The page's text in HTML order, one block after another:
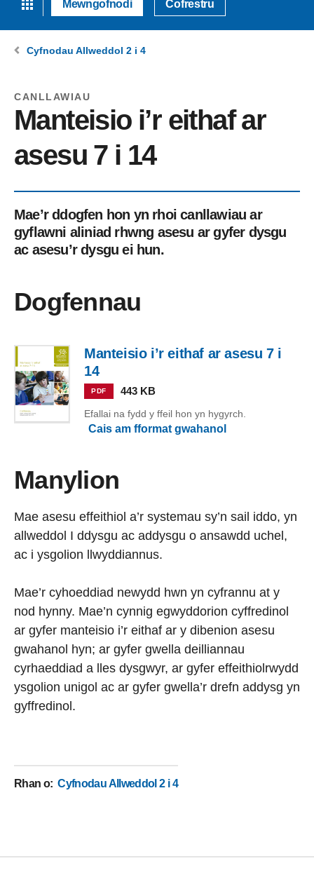
Mewngofnodi Cofrestru
Cyfnodau Allweddol 2 i 4
CANLLAWIAU
Manteisio i’r eithaf ar
asesu 7 i 14
Mae’r ddogfen hon yn rhoi canllawiau ar
gyflawni aliniad rhwng asesu ar gyfer dysgu
ac asesu’r dysgu ei hun.
Dogfennau
Manteisio i’r eithaf ar asesu 7 i
14
PDF 443 KB
Efallai na fydd y ffeil hon yn hygyrch.
Cais am fformat gwahanol
Manylion
Mae asesu effeithiol a’r systemau sy’n sail iddo, yn
allweddol I ddysgu ac addysgu o ansawdd uchel,
ac i ysgolion llwyddiannus.
Mae’r cyhoeddiad newydd hwn yn cyfrannu at y
nod hynny. Mae’n cynnig egwyddorion cyffredinol
ar gyfer manteisio i’r eithaf ar y dibenion asesu
gwahanol hyn; ar gyfer gwella deilliannau
cyrhaeddiad a lles dysgwyr, ar gyfer effeithiolrwydd
ysgolion unigol ac ar gyfer gwella’r drefn addysg yn
gyffredinol.
Rhan o:Cyfnodau Allweddol 2 i 4